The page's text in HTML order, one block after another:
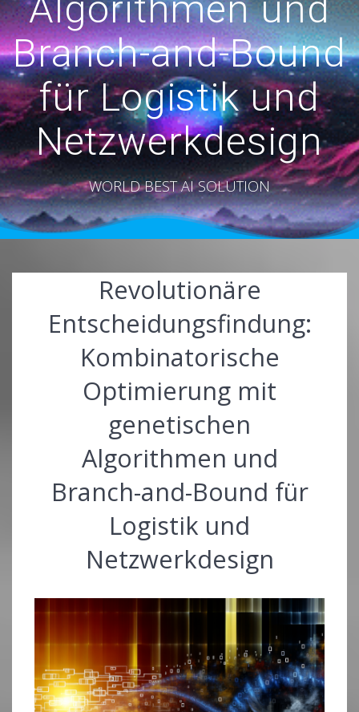
Branch-and-Bound
für Logistik und
Netzwerkdesign
WORLD BEST AI SOLUTION
Revolutionäre
Entscheidungsfindung:
Kombinatorische
Optimierung mit
genetischen
Algorithmen und
Branch-and-Bound für
Logistik und
Netzwerkdesign